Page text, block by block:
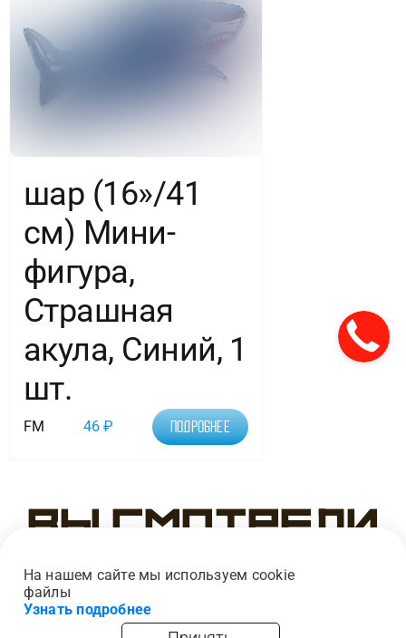
шар (16»/41
см) Мини-
фигура,
Страшная
акула, Синий, 1
шт.
FM 46₽ Подробнее
Вы смотрели
На нашем сайте мы используем cookie
файлы
Узнать подробнее